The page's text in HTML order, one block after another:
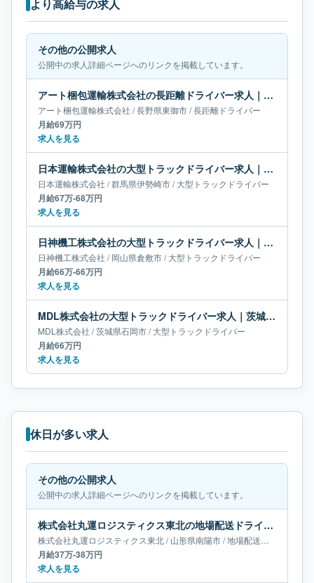
より高給与の求人
その他の公開求人
公開中の求人詳細ページへのリンクを掲載しています。
アート梱包運輸株式会社の長距離ドライバー求人｜長野県東御市｜月給69万円
アート梱包運輸株式会社 /長野県東御市/長距離ドライバー
月給69万円
求人を見る
日本運輸株式会社の大型トラックドライバー求人｜群馬県伊勢崎市｜月給67万-68万円
日本運輸株式会社 /群馬県伊勢崎市/大型トラックドライバー
月給67万-68万円
求人を見る
日神機工株式会社の大型トラックドライバー求人｜岡山県倉敷市｜月給66万-66万円
日神機工株式会社 /岡山県倉敷市/大型トラックドライバー
月給66万-66万円
求人を見る
MDL株式会社の大型トラックドライバー求人｜茨城県石岡市｜月給66万円
MDL株式会社 /茨城県石岡市/大型トラックドライバー
月給66万円
求人を見る
休日が多い求人
その他の公開求人
公開中の求人詳細ページへのリンクを掲載しています。
株式会社丸運ロジスティクス東北の地場配送ドライバー求人｜山形県南陽市｜月給37万-38万円
株式会社丸運ロジスティクス東北/山形県南陽市/地場配送ドライバー
月給37万-38万円
求人を見る